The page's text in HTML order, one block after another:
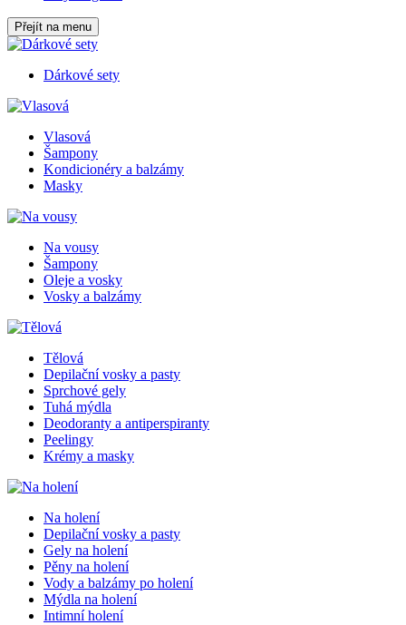
Přejít na menu
Dárkové sety
Vlasová
Šampony
Kondicionéry a balzámy
Masky
Na vousy
Šampony
Oleje a vosky
Vosky a balzámy
Tělová
Depilační vosky a pasty
Sprchové gely
Tuhá mýdla
Deodoranty a antiperspiranty
Peelingy
Krémy a masky
Na holení
Depilační vosky a pasty
Gely na holení
Pěny na holení
Vody a balzámy po holení
Mýdla na holení
Intimní holení